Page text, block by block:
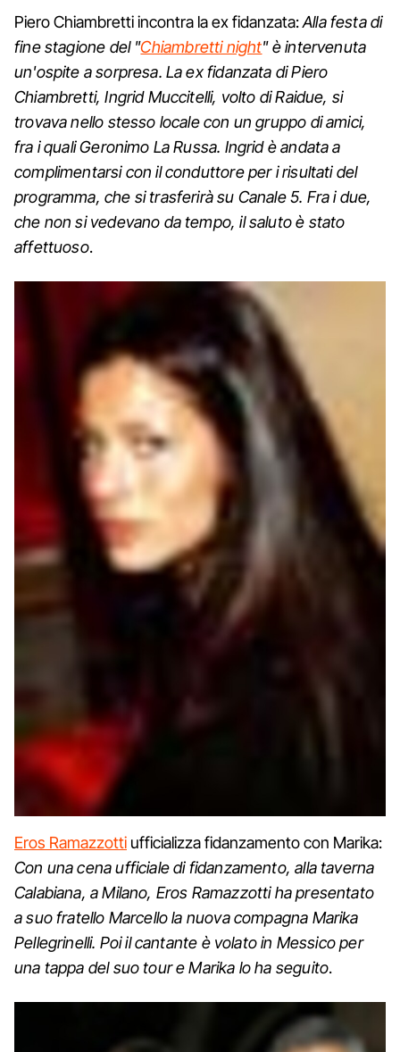
Piero Chiambretti incontra la ex fidanzata:Alla festa di
fine stagione del "Chiambretti night" è intervenuta
un'ospite a sorpresa. La ex fidanzata di Piero
Chiambretti, Ingrid Muccitelli, volto di Raidue, si
trovava nello stesso locale con un gruppo di amici,
fra i quali Geronimo La Russa. Ingrid è andata a
complimentarsi con il conduttore per i risultati del
programma, che si trasferirà su Canale 5. Fra i due,
che non si vedevano da tempo, il saluto è stato
affettuoso.
Eros Ramazzotti ufficializza fidanzamento con Marika:
Con una cena ufficiale di fidanzamento, alla taverna
Calabiana, a Milano, Eros Ramazzotti ha presentato
a suo fratello Marcello la nuova compagna Marika
Pellegrinelli. Poi il cantante è volato in Messico per
una tappa del suo tour e Marika lo ha seguito.